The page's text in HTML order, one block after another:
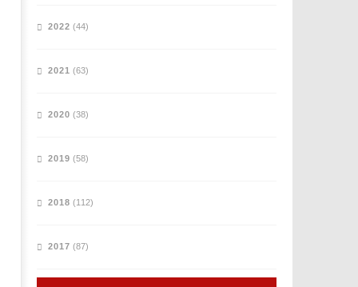
2022 (44)
2021 (63)
2020 (38)
2019 (58)
2018 (112)
2017 (87)